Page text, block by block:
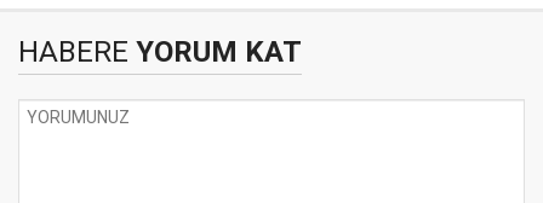
HABERE YORUM KAT